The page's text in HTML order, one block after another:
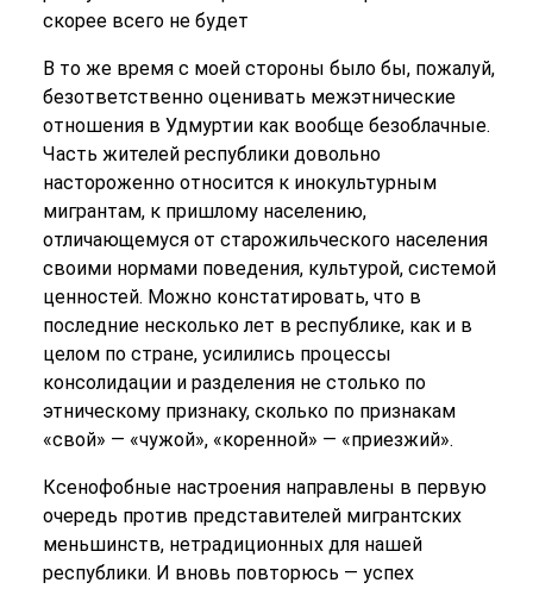
скорее всего не будет
В то же время с моей стороны было бы, пожалуй,
безответственно оценивать межэтнические
отношения в Удмуртии как вообще безоблачные.
Часть жителей республики довольно
настороженно относится к инокультурным
мигрантам, к пришлому населению,
отличающемуся от старожильческого населения
своими нормами поведения, культурой, системой
ценностей. Можно констатировать, что в
последние несколько лет в республике, как и в
целом по стране, усилились процессы
консолидации и разделения не столько по
этническому признаку, сколько по признакам
«свой» — «чужой», «коренной» — «приезжий».
Ксенофобные настроения направлены в первую
очередь против представителей мигрантских
меньшинств, нетрадиционных для нашей
республики. И вновь повторюсь — успех